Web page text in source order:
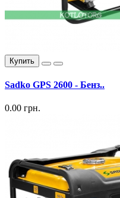
Купить
Sadko GPS 2600 - Бенз..
0.00 грн.